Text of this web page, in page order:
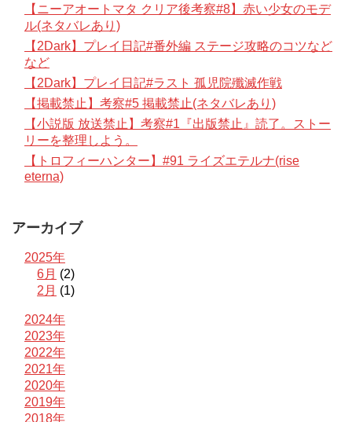
【ニーアオートマタ クリア後考察#8】赤い少女のモデ
ル(ネタバレあり)
【2Dark】プレイ日記#番外編 ステージ攻略のコツなど
など
【2Dark】プレイ日記#ラスト 孤児院殲滅作戦
【掲載禁止】考察#5 掲載禁止(ネタバレあり)
【小説版 放送禁止】考察#1『出版禁止』読了。ストー
リーを整理しよう。
【トロフィーハンター】#91 ライズエテルナ(rise
eterna)
アーカイブ
2025年
6月 (2)
2月 (1)
2024年
2023年
2022年
2021年
2020年
2019年
2018年